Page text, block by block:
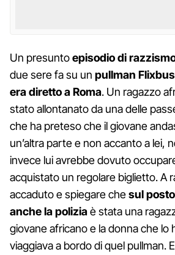
Un presuntoepisodio di
due sere fa su un pullman
era diretto a Roma. Un ragazzo
stato allontanato da una delle
che ha preteso che il giovane
un’altra parte e non accanto a lei,
invece lui avrebbe dovuto
acquistato un regolare biglietto. A
accaduto e spiegare chesul
anche la poliziaè stata una
giovane africano e la donna che lo
viaggiava a bordo di quel pullman.